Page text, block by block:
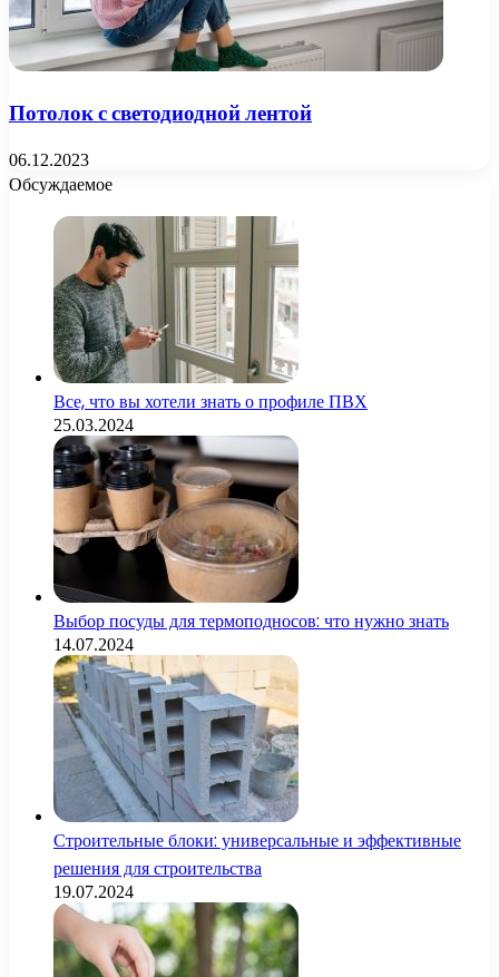
Потолок с светодиодной лентой
06.12.2023
Обсуждаемое
Все, что вы хотели знать о профиле ПВХ
25.03.2024
Выбор посуды для термоподносов: что нужно знать
14.07.2024
Строительные блоки: универсальные и эффективные
решения для строительства
19.07.2024